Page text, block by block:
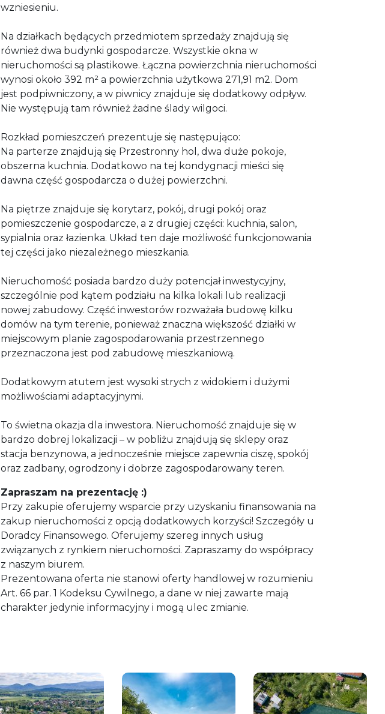
wzniesieniu.
Na działkach będących przedmiotem sprzedaży znajdują się
również dwa budynki gospodarcze. Wszystkie okna w
nieruchomości są plastikowe. Łączna powierzchnia nieruchomości
wynosi około 392 m² a powierzchnia użytkowa 271,91 m2. Dom
jest podpiwniczony, a w piwnicy znajduje się dodatkowy odpływ.
Nie występują tam również żadne ślady wilgoci.
Rozkład pomieszczeń prezentuje się następująco:
Na parterze znajdują się Przestronny hol, dwa duże pokoje,
obszerna kuchnia. Dodatkowo na tej kondygnacji mieści się
dawna część gospodarcza o dużej powierzchni.
Na piętrze znajduje się korytarz, pokój, drugi pokój oraz
pomieszczenie gospodarcze, a z drugiej części: kuchnia, salon,
sypialnia oraz łazienka. Układ ten daje możliwość funkcjonowania
tej części jako niezależnego mieszkania.
Nieruchomość posiada bardzo duży potencjał inwestycyjny,
szczególnie pod kątem podziału na kilka lokali lub realizacji
nowej zabudowy. Część inwestorów rozważała budowę kilku
domów na tym terenie, ponieważ znaczna większość działki w
miejscowym planie zagospodarowania przestrzennego
przeznaczona jest pod zabudowę mieszkaniową.
Dodatkowym atutem jest wysoki strych z widokiem i dużymi
możliwościami adaptacyjnymi.
To świetna okazja dla inwestora. Nieruchomość znajduje się w
bardzo dobrej lokalizacji – w pobliżu znajdują się sklepy oraz
stacja benzynowa, a jednocześnie miejsce zapewnia ciszę, spokój
oraz zadbany, ogrodzony i dobrze zagospodarowany teren.
Zapraszam na prezentację :)
Przy zakupie oferujemy wsparcie przy uzyskaniu finansowania na
zakup nieruchomości z opcją dodatkowych korzyści! Szczegóły u
Doradcy Finansowego. Oferujemy szereg innych usług
związanych z rynkiem nieruchomości. Zapraszamy do współpracy
z naszym biurem.
Prezentowana oferta nie stanowi oferty handlowej w rozumieniu
Art. 66 par. 1 Kodeksu Cywilnego, a dane w niej zawarte mają
charakter jedynie informacyjny i mogą ulec zmianie.